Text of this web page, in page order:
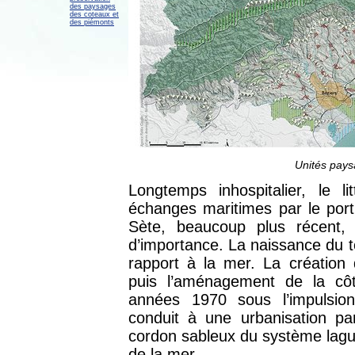
des paysages
des coteaux et
des piémonts
Unités
Longtemps inhospitalier, le
échanges maritimes par le
Sète, beaucoup plus récent,
d’importance. La naissance du
rapport à la mer. La création
puis l’aménagement de la
années 1970 sous
conduit à une urbanisation
cordon sableux du système